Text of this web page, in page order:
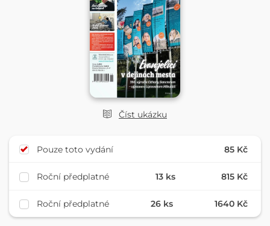
Číst ukázku
Pouze toto vydání 85 Kč
Roční předplatné 13 ks 815 Kč
Roční předplatné 26 ks 1640 Kč